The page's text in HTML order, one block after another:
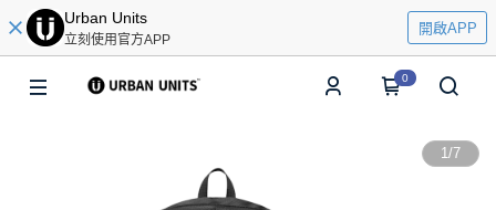
Urban Units
立刻使用官方APP
開啟APP
0
1/7